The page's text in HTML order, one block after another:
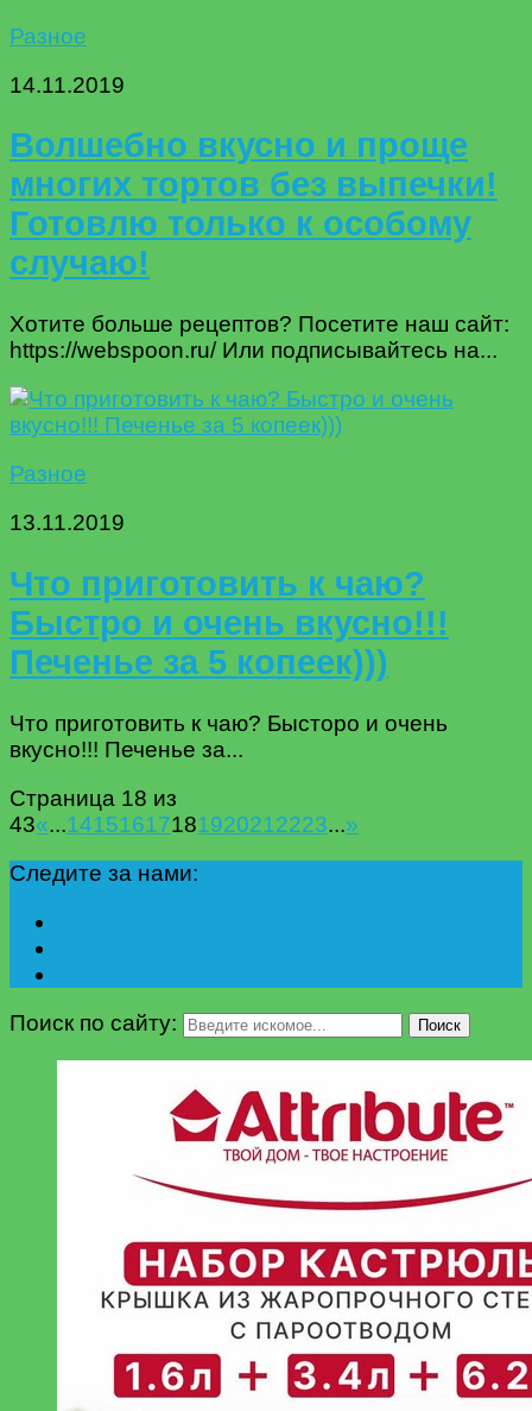
Разное
14.11.2019
Волшебно вкусно и проще
многих тортов без выпечки!
Готовлю только к особому
случаю!
Хотите больше рецептов? Посетите наш сайт:
https://webspoon.ru/ Или подписывайтесь на...
Разное
13.11.2019
Что приготовить к чаю?
Быстро и очень вкусно!!!
Печенье за 5 копеек)))
Что приготовить к чаю? Бысторо и очень
вкусно!!! Печенье за...
Страница 18 из
43«...14151617181920212223...»
Следите за нами:
Поиск по сайту: Поиск